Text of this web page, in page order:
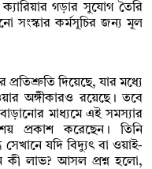
গড়ার সুযোগ তৈরি
সংস্কার কর্মসূচির জন্য মূল
দিয়েছে, যার মধ্যে
অঙ্গীকারও রয়েছে। তবে
মাধ্যমে এই সমস্যার
প্রকাশ করেছেন। তিনি
যদি বিদ্যুৎ বা ওয়াই-
কী লাভ? আসল প্রশ্ন হলো,